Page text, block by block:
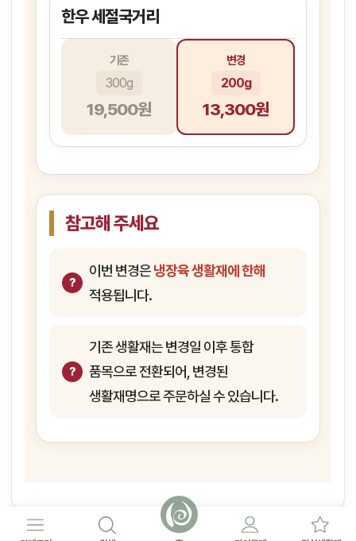
한우 세절국거리
기존
19,500원
300g
변경
13,300원
200g
참고해 주세요
이번 변경은냉장육 생활재에 한해
적용됩니다.
기존 생활재는 변경일 이후 통합
품목으로 전환되어, 변경된
생활재명으로 주문하실 수 있습니다.